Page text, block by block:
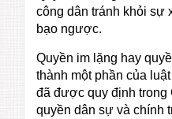
công dân tránh khỏi sự
bạo ngược.
Quyền im lặng hay
thành một phần của
đã được quy định
quyền dân sự và chính